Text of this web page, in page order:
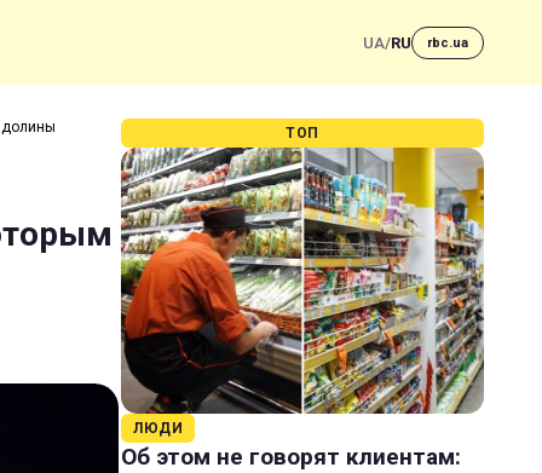
UA/RU rbc.ua
долины ТОП
ЛЮДИ
Об этом не говорят клиентам: